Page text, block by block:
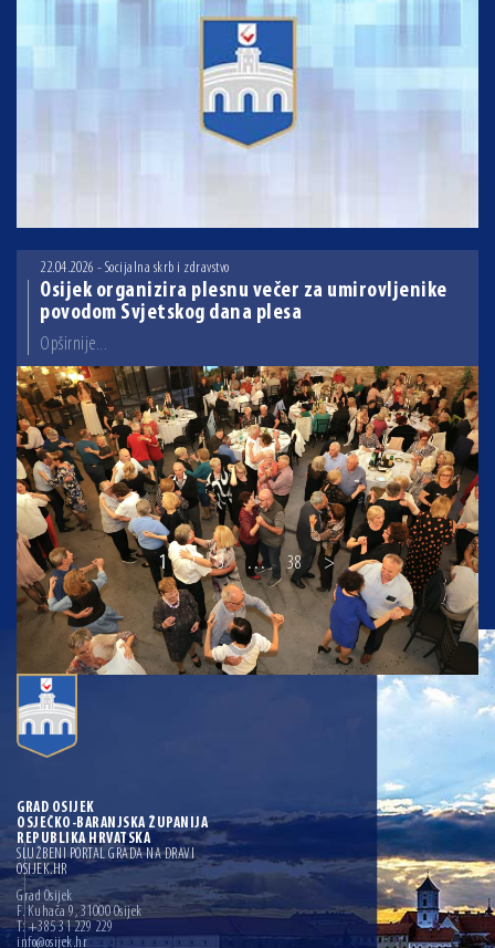
22.04.2026 - Socijalna skrb i zdravstvo
Osijek organizira plesnu večer za umirovljenike
povodom Svjetskog dana plesa
Opširnije...
1 2 3 … 38 >
GRAD OSIJEK
OSJEČKO-BARANJSKA ŽUPANIJA
REPUBLIKA HRVATSKA
SLUŽBENI PORTAL GRADA NA DRAVI
OSIJEK.HR
Grad Osijek
F. Kuhača 9, 31000 Osijek
T: +385 31 229 229
info@osijek.hr